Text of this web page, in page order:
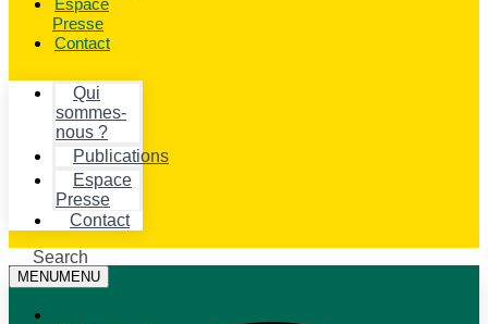
Espace
Presse
Contact
Qui
sommes-
nous ?
Publications
Espace
Presse
Contact
Search
MENUMENU